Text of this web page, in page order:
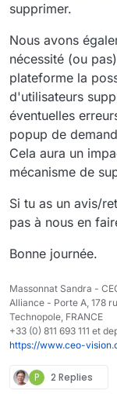
supprimer.
Nous avons
nécessité (ou
plateforme la
d'utilisateurs
éventuelles
popup de
Cela aura un
mécanisme de
Si tu as un avis/
pas à nous en
Bonne journée.
Massonnat Sandra -
Alliance - Porte A, 178
Technopole, FRANCE
+33 (0) 811 693 111 et
https://www.ceo-
P 2 Replies